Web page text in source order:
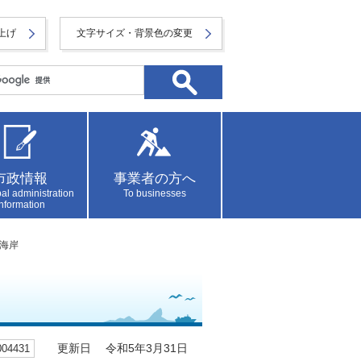
げ 文字サイズ・背景色の変更
政情報
administration
事業者の方へ
To businesses
岸
更新日 令和5年3月31日